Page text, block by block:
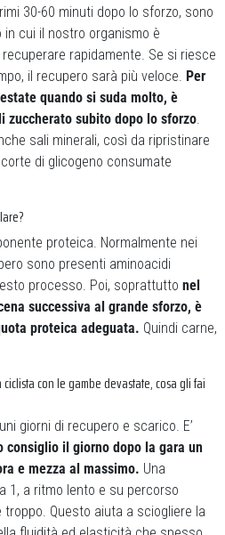
30-60 minuti dopo lo sforzo, sono
in cui il nostro organismo è
rapidamente. Se si riesce
il recupero sarà più veloce. Per
quando si suda molto, è
zuccherato subito dopo lo sforzo
sali minerali, così da ripristinare
di glicogeno consumate
proteica. Normalmente nei
sono presenti aminoacidi
processo. Poi, soprattutto nel
successiva al grande sforzo, è
proteica adeguata. Quindi carne,
con le gambe devastate, cosa gli fai
giorni di recupero e scarico. E’
consiglio il giorno dopo la gara un
e mezza al massimo. Una
1, a ritmo lento e su percorso
Questo aiuta a sciogliere la